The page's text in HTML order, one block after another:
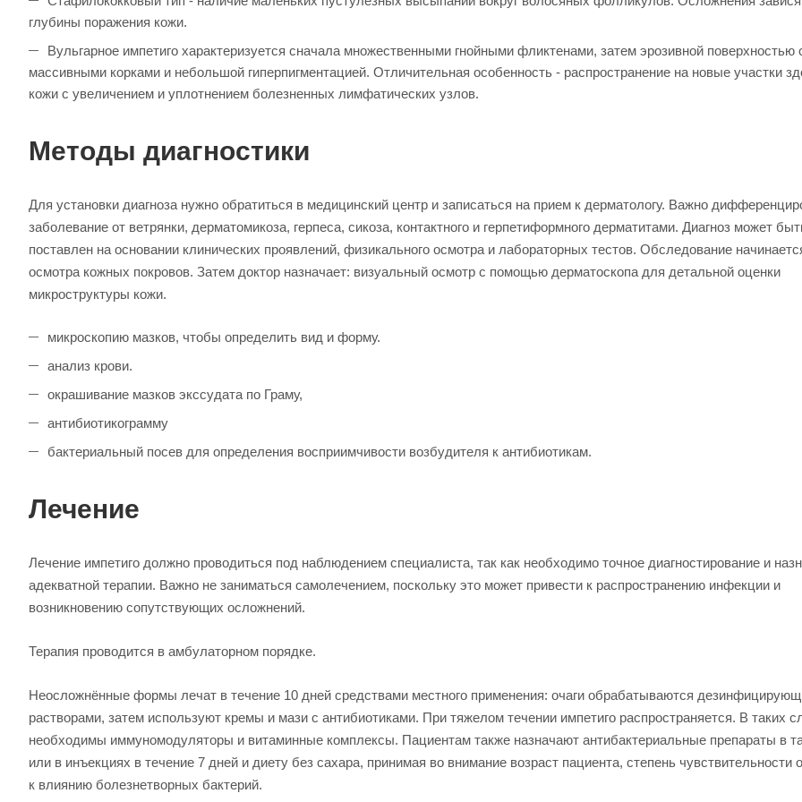
глубины поражения кожи.
Вульгарное импетиго характеризуется сначала множественными гнойными фликтенами, затем эрозивной поверхностью
массивными корками и небольшой гиперпигментацией. Отличительная особенность - распространение на новые участки
кожи с увеличением и уплотнением болезненных лимфатических узлов.
Методы диагностики
Для установки диагноза нужно обратиться в медицинский центр и записаться на прием к дерматологу. Важно
заболевание от ветрянки, дерматомикоза, герпеса, сикоза, контактного и герпетиформного дерматитами. Диагноз может
поставлен на основании клинических проявлений, физикального осмотра и лабораторных тестов. Обследование
осмотра кожных покровов. Затем доктор назначает: визуальный осмотр с помощью дерматоскопа для детальной оценки
микроструктуры кожи.
микроскопию мазков, чтобы определить вид и форму.
анализ крови.
окрашивание мазков экссудата по Граму,
антибиотикограмму
бактериальный посев для определения восприимчивости возбудителя к антибиотикам.
Лечение
Лечение импетиго должно проводиться под наблюдением специалиста, так как необходимо точное диагностирование и
адекватной терапии. Важно не заниматься самолечением, поскольку это может привести к распространению инфекции и
возникновению сопутствующих осложнений.
Терапия проводится в амбулаторном порядке.
Неосложнённые формы лечат в течение 10 дней средствами местного применения: очаги обрабатываются
растворами, затем используют кремы и мази с антибиотиками. При тяжелом течении импетиго распространяется. В таких
необходимы иммуномодуляторы и витаминные комплексы. Пациентам также назначают антибактериальные препараты в
или в инъекциях в течение 7 дней и диету без сахара, принимая во внимание возраст пациента, степень чувствительности
к влиянию болезнетворных бактерий.